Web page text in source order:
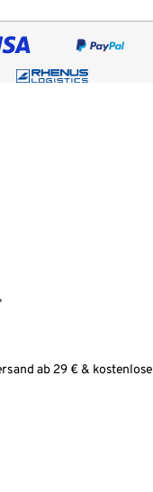
ab 29 € & kostenlose